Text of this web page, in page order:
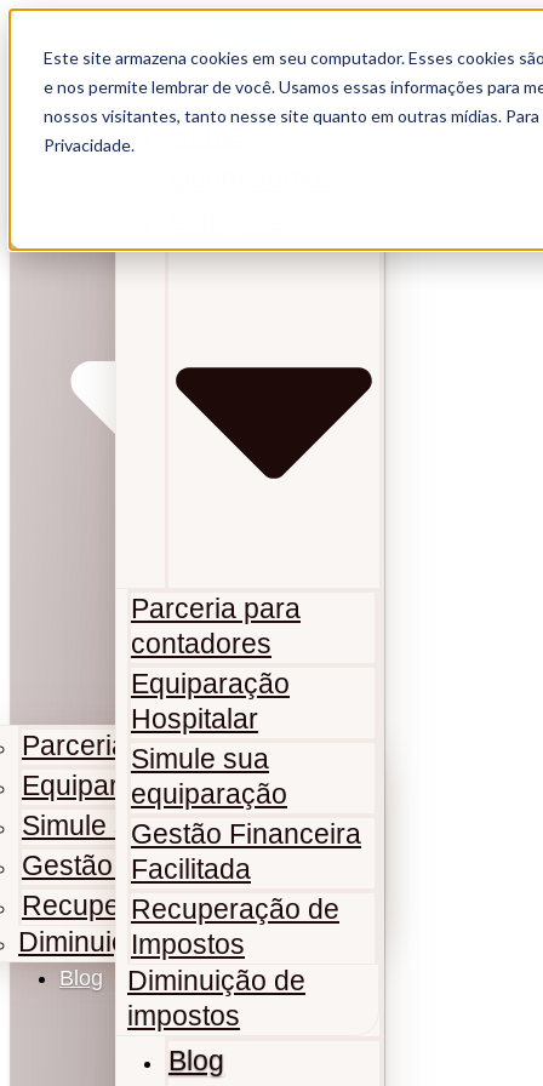
Este site armazena cookies em seu computador. Esses cookies
e nos permite lembrar de você. Usamos essas informações para
nossos visitantes, tanto nesse site quanto em outras mídias.
Privacidade.
Home
Quem somos
Soluções
Parceria para contadores
Equiparação Hospitalar
Simule sua equiparação
Gestão Financeira Facilitada
Recuperação de Impostos
Diminuição de impostos
Blog
Home
Parceria para
contadores
Equiparação
Hospitalar
Simule sua
equiparação
Gestão Financeira
Facilitada
Recuperação de
Impostos
Diminuição de
impostos
Blog